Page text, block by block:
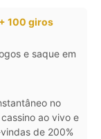
100 giros
e saque em
no
ao vivo e
de 200%